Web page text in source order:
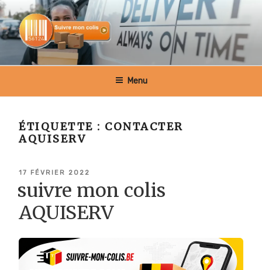
Aller
au
contenu
principal
SUIVRE MON COLIS BELGIQUE
Menu
ÉTIQUETTE : CONTACTER
AQUISERV
PUBLIÉ
17 FÉVRIER 2022
suivre mon colis
AQUISERV